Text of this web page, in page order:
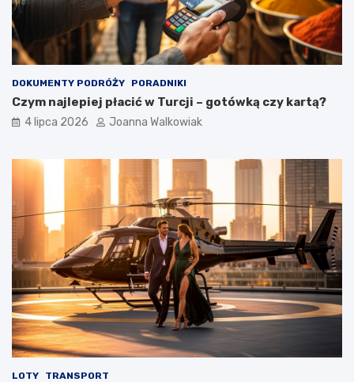
DOKUMENTY PODRÓŻY PORADNIKI
Czym najlepiej płacić w Turcji – gotówką czy kartą?
4 lipca 2026 Joanna Walkowiak
LOTY TRANSPORT